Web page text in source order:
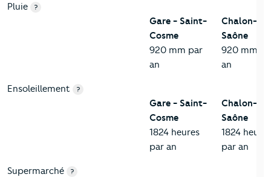
Pluie ?
Gare - Saint-
Cosme
920 mm par
an
Chalon-
Saône
920 mm
an
Ensoleillement ?
Gare - Saint-
Cosme
1824 heures
par an
Chalon-
Saône
1824 heures
par an
Supermarché ?